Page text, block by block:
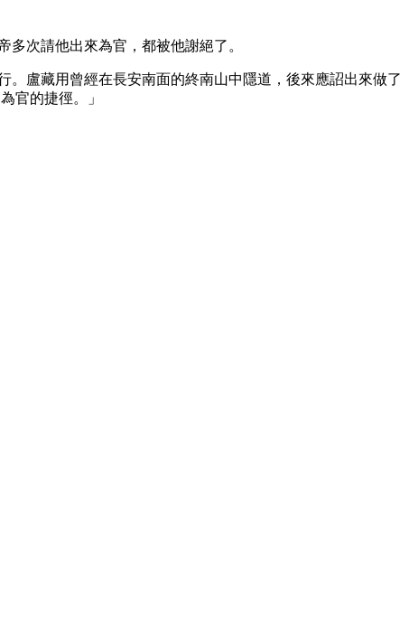
次請他出來為官，都被他謝絕了。
盧藏用曾經在長安南面的終南山中隱道，後來應詔出來做了
官的捷徑。」